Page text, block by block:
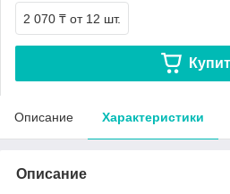
2 070 ₸ от 12 шт.
Описание Характеристики
Описание